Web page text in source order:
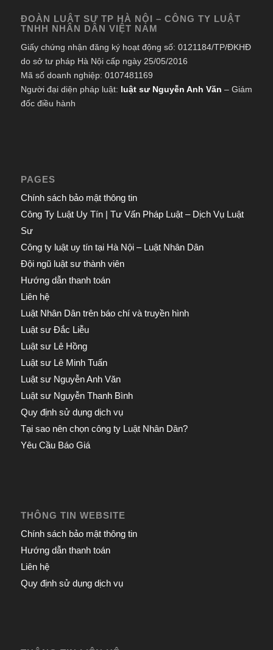
ĐOÀN LUẬT SƯ TP HÀ NỘI – CÔNG TY LUẬT
TNHH NHÂN DÂN VIỆT NAM
Giấy chứng nhận đăng ký hoạt động số: 0121184/TP/ĐKHĐ
do sở tư pháp Hà Nội cấp ngày 25/05/2016
Mã số doanh nghiệp: 0107481169
Người đại diện pháp luật: luật sư Nguyễn Anh Văn – Giám
đốc điều hành
PAGES
Chính sách bảo mật thông tin
Công Ty Luật Uy Tín | Tư Vấn Pháp Luật – Dịch Vụ Luật
Sư
Công ty luật uy tín tại Hà Nội – Luật Nhân Dân
Đội ngũ luật sư thành viên
Hướng dẫn thanh toán
Liên hệ
Luật Nhân Dân trên báo chí và truyền hình
Luật sư Đắc Liễu
Luật sư Lê Hồng
Luật sư Lê Minh Tuấn
Luật sư Nguyễn Anh Văn
Luật sư Nguyễn Thanh Bình
Quy định sử dụng dịch vụ
Tại sao nên chọn công ty Luật Nhân Dân?
Yêu Cầu Báo Giá
THÔNG TIN WEBSITE
Chính sách bảo mật thông tin
Hướng dẫn thanh toán
Liên hệ
Quy định sử dụng dịch vụ